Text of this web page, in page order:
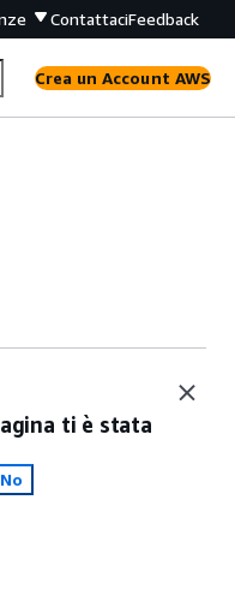
ContattaciFeedback
Crea un Account AWS
ti è stata
No